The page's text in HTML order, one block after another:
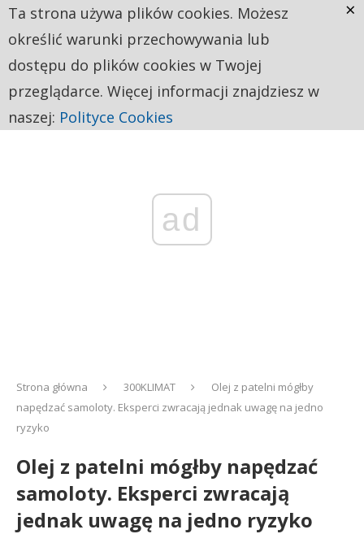
ad
Strona główna 300KLIMAT
Olej z patelni mógłby
napędzać samoloty. Eksperci zwracają jednak uwagę na jedno
ryzyko
Olej z patelni mógłby napędzać
samoloty. Eksperci zwracają
jednak uwagę na jedno ryzyko
Ta strona używa plików cookies. Możesz
określić warunki przechowywania lub
dostępu do plików cookies w Twojej
przeglądarce. Więcej informacji znajdziesz w
naszej: Polityce Cookies
×